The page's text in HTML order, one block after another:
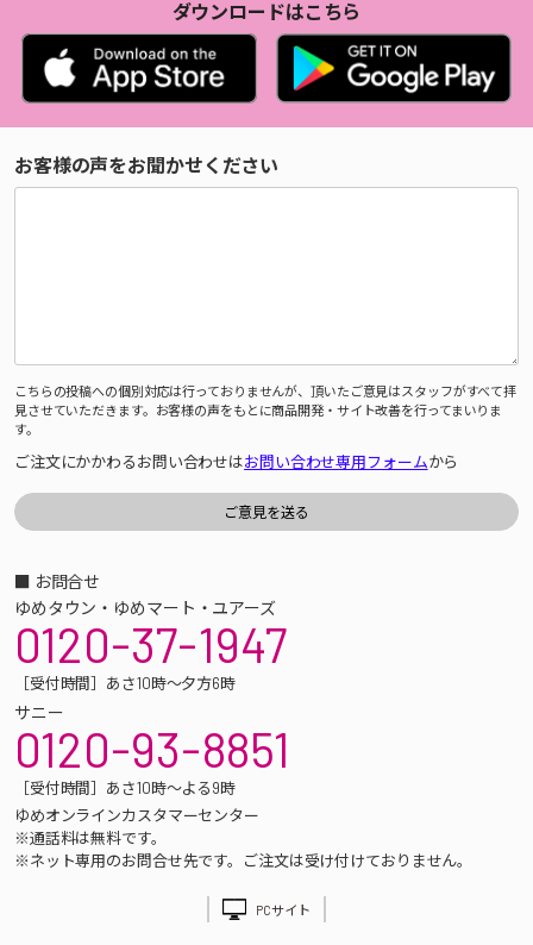
ダウンロードはこちら
お客様の声をお聞かせください
こちらの投稿への個別対応は行っておりませんが、頂いたご意見はスタッフがすべて拝
見させていただきます。お客様の声をもとに商品開発・サイト改善を行ってまいりま
す。
ご注文にかかわるお問い合わせはお問い合わせ専用フォームから
■ お問合せ
ゆめタウン・ゆめマート・ユアーズ
0120-37-1947
［受付時間］あさ10時～夕方6時
サニー
0120-93-8851
［受付時間］あさ10時～よる9時
ゆめオンラインカスタマーセンター
※通話料は無料です。
※ネット専用のお問合せ先です。ご注文は受け付けておりません。
PCサイト